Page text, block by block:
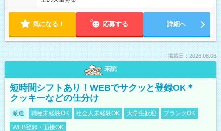
気になる！ 応募する 詳細へ
掲載日：2026.08.06
未読
短時間シフトあり！WEBでサクッと登録OK＊
クッキーなどの仕分け
派遣 職種未経験OK 社会人未経験OK 大学生歓迎
ブランクOK
WEB登録・面接OK